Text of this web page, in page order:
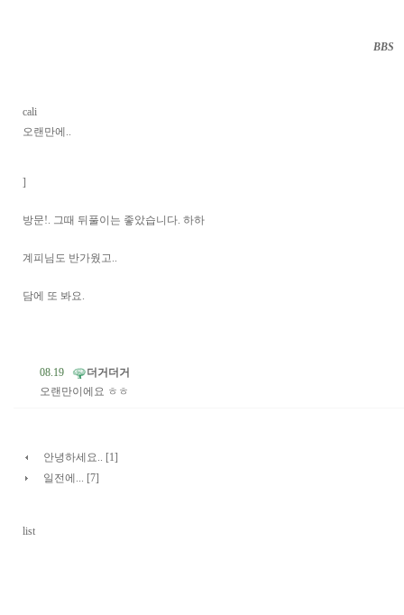
BBS
cali
오랜만에..
]
방문!. 그때 뒤풀이는 좋았습니다. 하하
계피님도 반가웠고..
담에 또 봐요.
08.19
더거더거
오랜만이에요 ㅎㅎ
안녕하세요.. [1]
일전에... [7]
list